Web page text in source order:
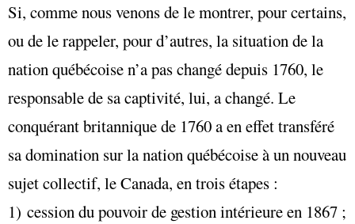
Si, comme nous venons de le montrer, pour certains,
ou de le rappeler, pour d’autres, la situation de la
nation québécoise n’a pas changé depuis 1760, le
responsable de sa captivité, lui, a changé. Le
conquérant britannique de 1760 a en effet transféré
sa domination sur la nation québécoise à un nouveau
sujet collectif, le Canada, en trois étapes :
1) cession du pouvoir de gestion intérieure en 1867 ;